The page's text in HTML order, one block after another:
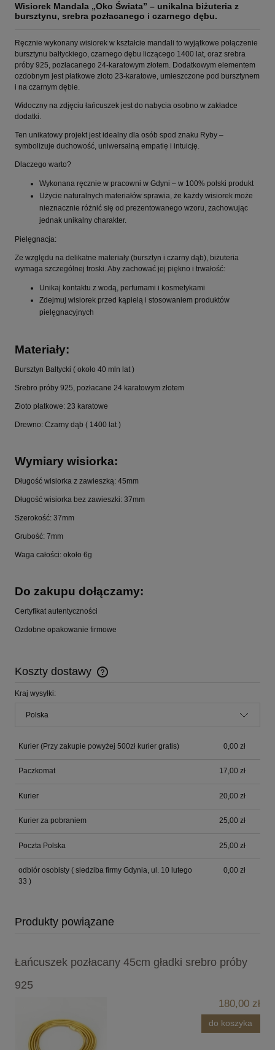
Wisiorek Mandala „Oko Świata” – unikalna biżuteria z
bursztynu, srebra pozłacanego i czarnego dębu.
Ręcznie wykonany wisiorek w kształcie mandali to wyjątkowe połączenie
bursztynu bałtyckiego, czarnego dębu liczącego 1400 lat, oraz srebra
próby 925, pozłacanego 24-karatowym złotem. Dodatkowym elementem
ozdobnym jest płatkowe złoto 23-karatowe, umieszczone pod bursztynem
i na czarnym dębie.
Widoczny na zdjęciu łańcuszek jest do nabycia osobno w zakładce
dodatki.
Ten unikatowy projekt jest idealny dla osób spod znaku Ryby –
symbolizuje duchowość, uniwersalną empatię i intuicję.
Dlaczego warto?
Wykonana ręcznie w pracowni w Gdyni – w 100% polski produkt
Użycie naturalnych materiałów sprawia, że każdy wisiorek może
nieznacznie różnić się od prezentowanego wzoru, zachowując
jednak unikalny charakter.
Pielęgnacja:
Ze względu na delikatne materiały (bursztyn i czarny dąb), biżuteria
wymaga szczególnej troski. Aby zachować jej piękno i trwałość:
Unikaj kontaktu z wodą, perfumami i kosmetykami
Zdejmuj wisiorek przed kąpielą i stosowaniem produktów
pielęgnacyjnych
Materiały:
Bursztyn Bałtycki ( około 40 mln lat )
Srebro próby 925, pozłacane 24 karatowym złotem
Złoto płatkowe: 23 karatowe
Drewno: Czarny dąb ( 1400 lat )
Wymiary wisiorka:
Długość wisiorka z zawieszką: 45mm
Długość wisiorka bez zawieszki: 37mm
Szerokość: 37mm
Grubość: 7mm
Waga całości: około 6g
Do zakupu dołączamy:
Certyfikat autentyczności
Ozdobne opakowanie firmowe
Koszty dostawy
Cena nie zawiera ewentualnych kosztów płatności
Kraj wysyłki:
Kurier (Przy zakupie powyżej 500zł kurier gratis) 0,00 zł
Paczkomat 17,00 zł
Kurier 20,00 zł
Kurier za pobraniem 25,00 zł
Poczta Polska 25,00 zł
odbiór osobisty ( siedziba firmy Gdynia, ul. 10 lutego
33 )
0,00 zł
Produkty powiązane
Łańcuszek pozłacany 45cm gładki srebro próby
925
180,00 zł
do koszyka